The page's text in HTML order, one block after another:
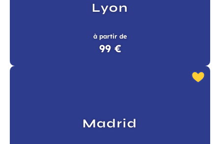
Lyon
à partir de
99 €
Madrid